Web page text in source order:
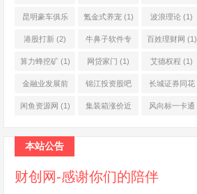
服务费(1) 靠谱(1)
昆明豪车俱乐
部(1)
氪金式养宠(1) 波浪理论 (1)
港股打新 (2) 牛鼻子软件专
业版(1)
百姓理财网 (1)
算力蜂挖矿(1) 网贷家门 (1) 艾德权程 (1)
金融业发展前
景(1)
锦江投资股吧
(1)
长城证券同花
顺(1)
闲鱼资源网 (1) 集装箱涨价近 风向标一卡通
本站公告
财创网-感谢你们的陪伴